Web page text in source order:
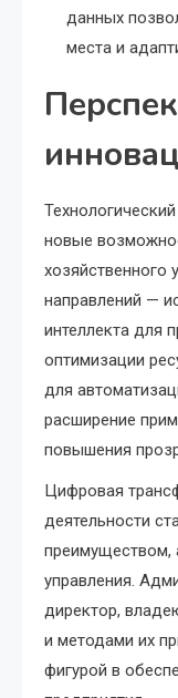
данных
места и
новые
хозяйственного
направлений —
интеллекта для
оптимизации
для
расширение
повышения
Цифровая
деятельности
преимуществом,
управления.
директор,
и методами их
фигурой в